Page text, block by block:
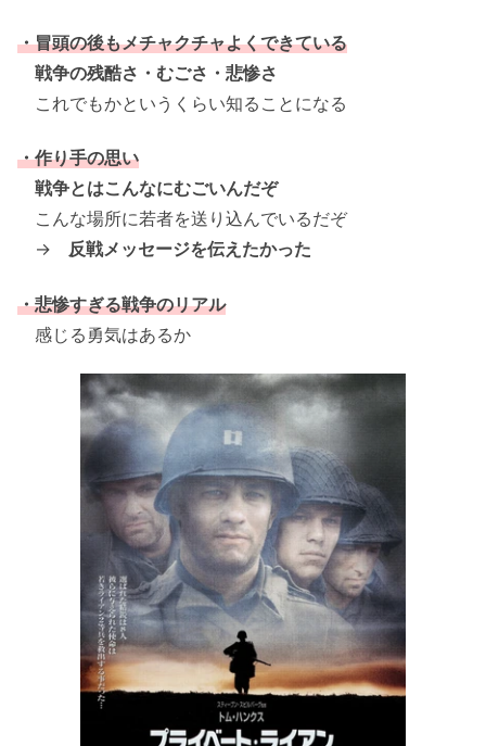
・冒頭の後もメチャクチャよくできている
戦争の残酷さ・むごさ・悲惨さ
これでもかというくらい知ることになる
・作り手の思い
戦争とはこんなにむごいんだぞ
こんな場所に若者を送り込んでいるだぞ
→ 反戦メッセージを伝えたかった
・悲惨すぎる戦争のリアル
感じる勇気はあるか